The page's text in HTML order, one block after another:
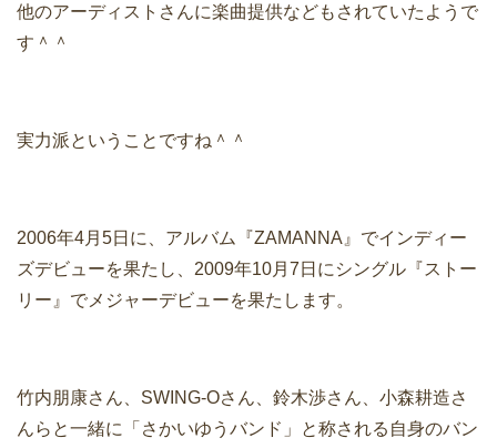
他のアーディストさんに楽曲提供などもされていたようで
す＾＾
実力派ということですね＾＾
2006年4月5日に、アルバム『ZAMANNA』でインディー
ズデビューを果たし、2009年10月7日にシングル『ストー
リー』でメジャーデビューを果たします。
竹内朋康さん、SWING-Oさん、鈴木渉さん、小森耕造さ
んらと一緒に「さかいゆうバンド」と称される自身のバン